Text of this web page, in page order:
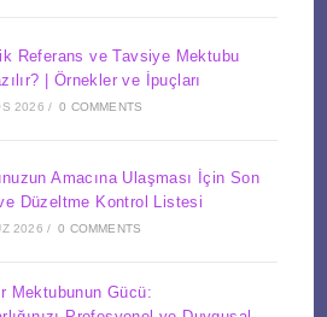
Referans ve Tavsiye Mektubu
| Örnekler ve İpuçları
2026 / 0 COMMENTS
Amacına Ulaşması İçin Son
Düzeltme Kontrol Listesi
2026 / 0 COMMENTS
Mektubunun Gücü: